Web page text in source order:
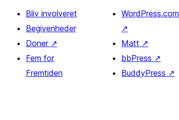
Bliv involveret
Begivenheder
Doner ↗
Fem for
Fremtiden
WordPress.com
↗
Matt ↗
bbPress ↗
BuddyPress ↗